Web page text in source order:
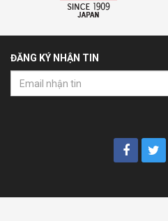
ĐĂNG KÝ NHẬN TIN